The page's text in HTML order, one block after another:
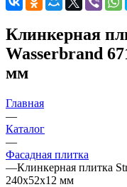
Клинкерная
Wasserbrand
мм
Главная
—
Каталог
—
Фасадная плитка
—Клинкерная плитка
240х52х12 мм